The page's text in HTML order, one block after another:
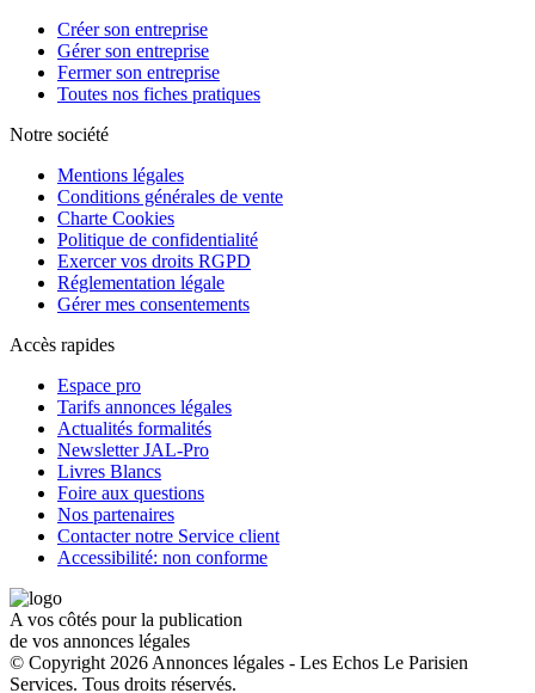
Créer son entreprise
Gérer son entreprise
Fermer son entreprise
Toutes nos fiches pratiques
Notre société
Mentions légales
Conditions générales de vente
Charte Cookies
Politique de confidentialité
Exercer vos droits RGPD
Réglementation légale
Gérer mes consentements
Accès rapides
Espace pro
Tarifs annonces légales
Actualités formalités
Newsletter JAL-Pro
Livres Blancs
Foire aux questions
Nos partenaires
Contacter notre Service client
Accessibilité: non conforme
A vos côtés pour la publication
de vos annonces légales
© Copyright 2026 Annonces légales - Les Echos Le Parisien
Services. Tous droits réservés.